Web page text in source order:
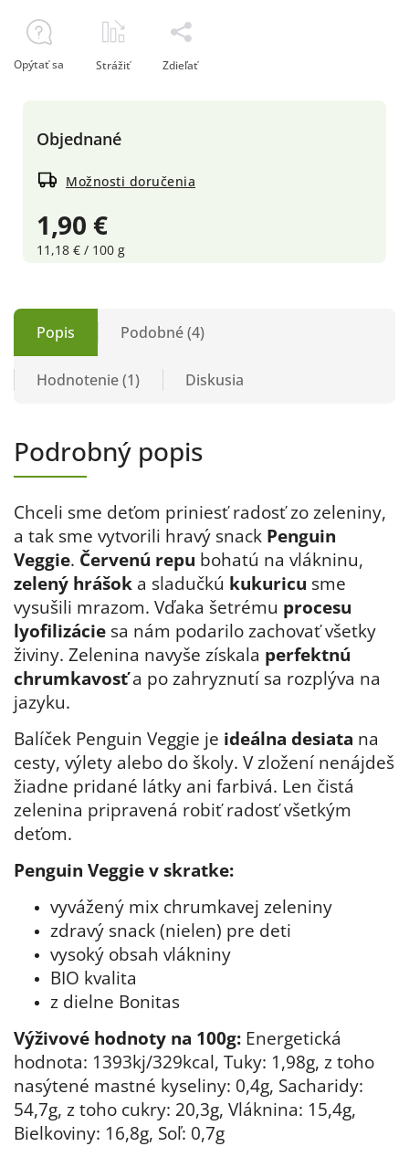
1,90 €
11,18 € / 100 g
Objednané
Možnosti doručenia
Opýtať sa Strážiť Zdieľať
Popis Podobné (4)
Hodnotenie (1) Diskusia
Podrobný popis
Chceli sme deťom priniesť radosť zo zeleniny,
a tak sme vytvorili hravý snack Penguin
Veggie. Červenú repu bohatú na vlákninu,
zelený hrášok a sladučkú kukuricu sme
vysušili mrazom. Vďaka šetrému procesu
lyofilizácie sa nám podarilo zachovať všetky
živiny. Zelenina navyše získala perfektnú
chrumkavosťa po zahryznutí sa rozplýva na
jazyku.
Balíček Penguin Veggie je ideálna desiata na
cesty, výlety alebo do školy. V zložení nenájdeš
žiadne pridané látky ani farbivá. Len čistá
zelenina pripravená robiť radosť všetkým
deťom.
Penguin Veggie v skratke:
vyvážený mix chrumkavej zeleniny
zdravý snack (nielen) pre deti
vysoký obsah vlákniny
BIO kvalita
z dielne Bonitas
Výživové hodnoty na 100g: Energetická
hodnota: 1393kj/329kcal, Tuky: 1,98g, z toho
nasýtené mastné kyseliny: 0,4g, Sacharidy:
54,7g, z toho cukry: 20,3g, Vláknina: 15,4g,
Bielkoviny: 16,8g, Soľ: 0,7g